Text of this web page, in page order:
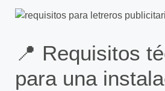
📍 Requisitos
para una